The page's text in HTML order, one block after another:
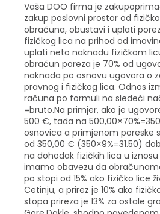
Vaša DOO firma je
zakup poslovni prostor od
obračuna, obustavi i uplati
fizičkog lica na prihod od
uplati neto naknadu fizičkom
obračun poreza je 70% od
naknada po osnovu ugovora o
pravnog i fizičkog lica. Odnos
računa po formuli na sledeći
=bruto.Na primjer, ako je
500 €, tada na
osnovica a primjenom poreske
od 350,00 € (350×9%=31.50)
na dohodak fizičkih lica u iznosu
imamo obavezu da
po stopi od 15% ako fizičko lice
Cetinju, a prirez je 10% ako
stopa prireza je 13% za ostale